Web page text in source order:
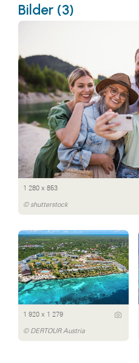
Bilder (3)
1 280 x 853
© shutterstock
1 920 x 1 279
© DERTOUR Austria